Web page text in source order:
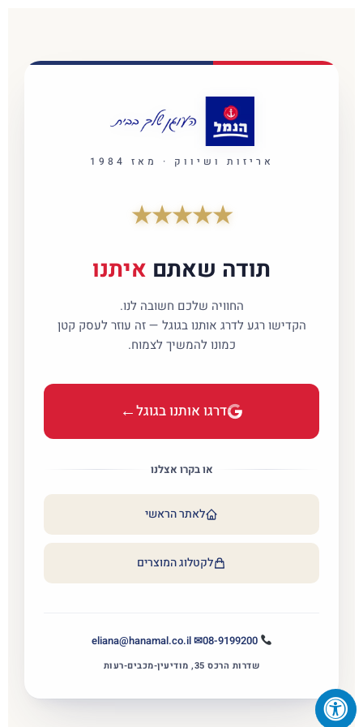
אריזות ושיווק · מאז 1984
★
★
★
★
★
תודה שאתם איתנו
החוויה שלכם חשובה לנו.
הקדישו רגע לדרג אותנו בגוגל — זה עוזר לעסק קטן
כמונו להמשיך לצמוח.
דרגו אותנו בגוגל←
או בקרו אצלנו
לאתר הראשי
לקטלוג המוצרים
08-9199200
✉ eliana@hanamal.co.il
שדרות הרכס 35, מודיעין-מכבים-רעות